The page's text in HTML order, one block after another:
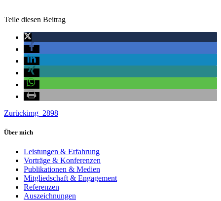
Teile diesen Beitrag
Zurückimg_2898
Über mich
Leistungen & Erfahrung
Vorträge & Konferenzen
Publikationen & Medien
Mitgliedschaft & Engagement
Referenzen
Auszeichnungen